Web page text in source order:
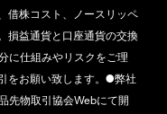
借株コスト、ノースリッペ
損益通貨と口座通貨の交換
に仕組みやリスクをご理
をお願い致します。●弊社
先物取引協会Webにて開